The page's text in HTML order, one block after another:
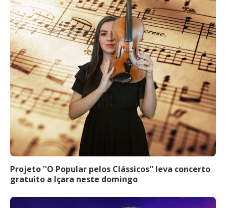
Projeto ''O Popular pelos Clássicos'' leva concerto
gratuito a Içara neste domingo